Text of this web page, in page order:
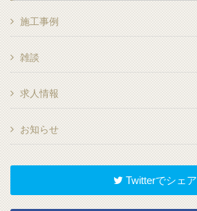
施工事例
雑談
求人情報
お知らせ
Twitterでシェア